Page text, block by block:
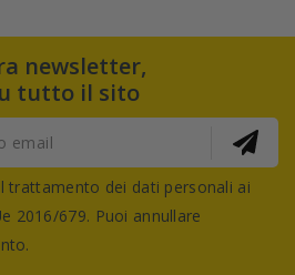
newsletter,
tutto il sito
trattamento dei dati personali ai
2016/679. Puoi annullare